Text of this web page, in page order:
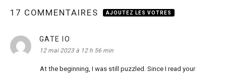
17 COMMENTAIRES AJOUTEZ LES VOTRES
GATE IO
12 mai 2023 à 12 h 56 min
At the beginning, I was still puzzled. Since I read your